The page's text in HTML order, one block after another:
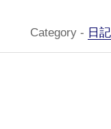
Category - 日記